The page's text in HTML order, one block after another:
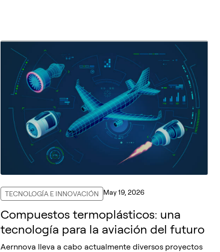
TECNOLOGÍA E INNOVACIÓN May 19, 2026
Compuestos termoplásticos: una
tecnología para la aviación del futuro
Aernnova lleva a cabo actualmente diversos proyectos